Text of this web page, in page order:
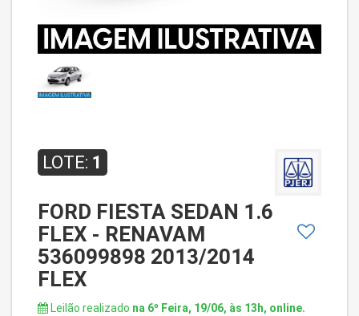
LOTE: 1
FORD FIESTA SEDAN 1.6
FLEX - RENAVAM
536099898 2013/2014
FLEX
Leilão realizado na 6º Feira, 19/06, às 13h, online.